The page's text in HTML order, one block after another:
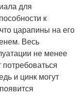
для
к
царапины на его
Весь
не менее
и цинк могут